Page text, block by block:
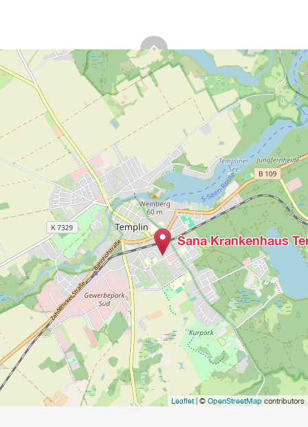
Sana Krankenhaus
Leaflet| © OpenStreetMap contributors